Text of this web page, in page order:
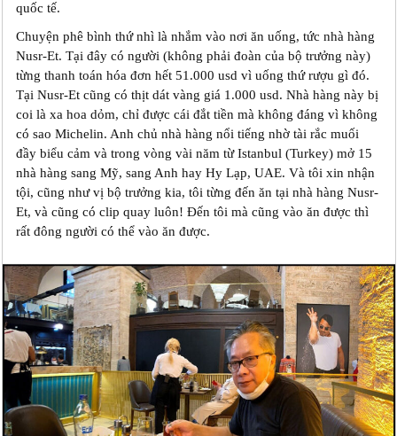
quốc tế.
Chuyện phê bình thứ nhì là nhắm vào nơi ăn uống, tức nhà hàng
Nusr-Et. Tại đây có người (không phải đoàn của bộ trưởng này)
từng thanh toán hóa đơn hết 51.000 usd vì uống thứ rượu gì đó.
Tại Nusr-Et cũng có thịt dát vàng giá 1.000 usd. Nhà hàng này bị
coi là xa hoa dỏm, chỉ được cái đắt tiền mà không đáng vì không
có sao Michelin. Anh chủ nhà hàng nổi tiếng nhờ tài rắc muối
đầy biểu cảm và trong vòng vài năm từ Istanbul (Turkey) mở 15
nhà hàng sang Mỹ, sang Anh hay Hy Lạp, UAE. Và tôi xin nhận
tội, cũng như vị bộ trưởng kia, tôi từng đến ăn tại nhà hàng Nusr-
Et, và cũng có clip quay luôn! Đến tôi mà cũng vào ăn được thì
rất đông người có thể vào ăn được.